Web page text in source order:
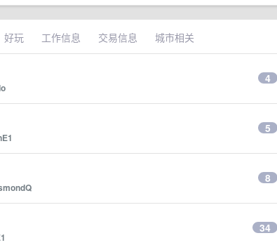
好玩 工作信息 交易信息 城市相关
4
5
8
34